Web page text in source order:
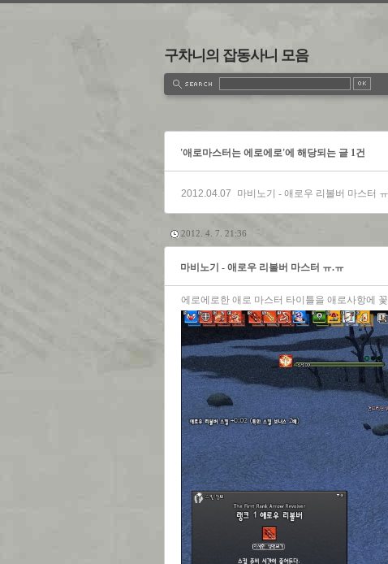
구차니의 잡동사니 모음
'애로마스터는 에로에로'에 해당되는 글 1건
2012.04.07 마비노기 - 애로우 리볼버 마스터
2012. 4. 7. 21:36
마비노기 - 애로우 리볼버 마스터 ㅠ.ㅠ
에로에로한 애로 마스터 타이틀을 애로사항에